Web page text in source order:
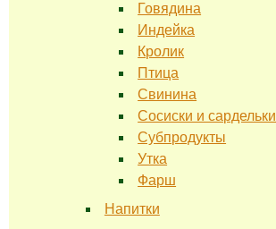
Говядина
Индейка
Кролик
Птица
Свинина
Сосиски и сардельки
Субпродукты
Утка
Фарш
Напитки